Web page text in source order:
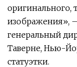
оригинального,
изображения»,
генеральный
Таверне, Нью-
статуэтки.